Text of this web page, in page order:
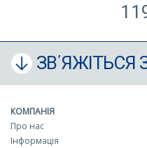
ЗВ΄ЯЖІТЬСЯ
КОМПАНІЯ
Про нас
Інформація